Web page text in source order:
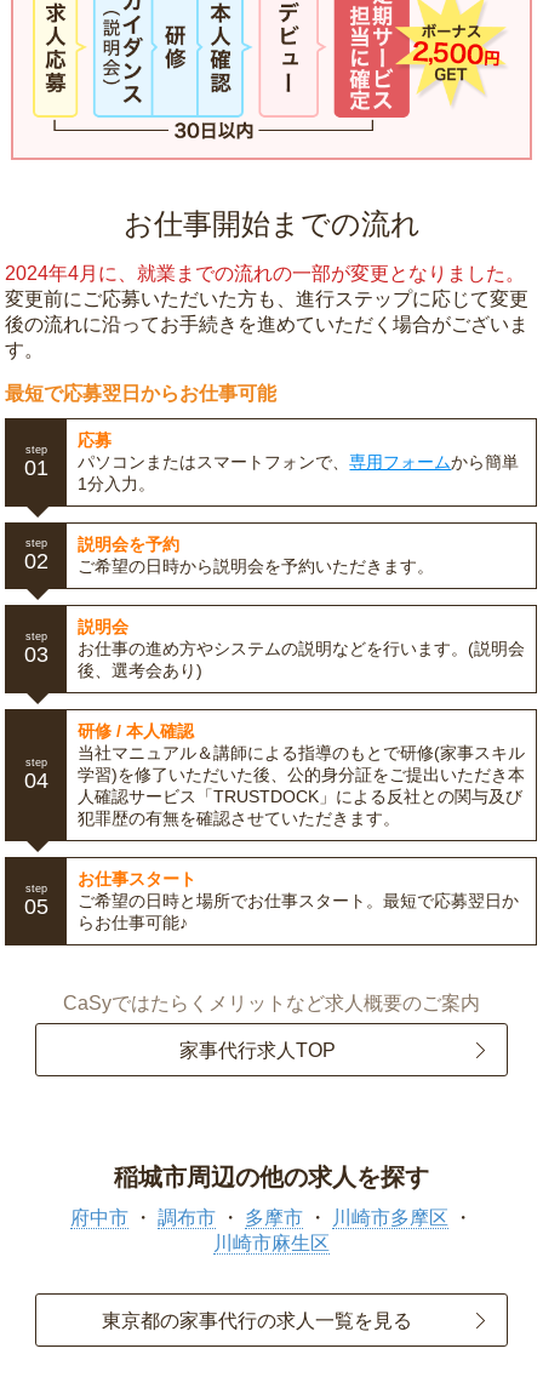
お仕事開始までの流れ
2024年4月に、就業までの流れの一部が変更となりました。
変更前にご応募いただいた方も、進行ステップに応じて変更
後の流れに沿ってお手続きを進めていただく場合がございま
す。
最短で応募翌日からお仕事可能
step
01
応募
パソコンまたはスマートフォンで、専用フォームから簡単
1分入力。
step
02
説明会を予約
ご希望の日時から説明会を予約いただきます。
step
03
説明会
お仕事の進め方やシステムの説明などを行います。(説明会
後、選考会あり)
step
04
研修 / 本人確認
当社マニュアル＆講師による指導のもとで研修(家事スキル
学習)を修了いただいた後、公的身分証をご提出いただき本
人確認サービス「TRUSTDOCK」による反社との関与及び
犯罪歴の有無を確認させていただきます。
step
05
お仕事スタート
ご希望の日時と場所でお仕事スタート。最短で応募翌日か
らお仕事可能♪
CaSyではたらくメリットなど求人概要のご案内
家事代行求人TOP
稲城市周辺の他の求人を探す
府中市 調布市 多摩市
川崎市多摩区
川崎市麻生区
東京都の家事代行の求人一覧を見る